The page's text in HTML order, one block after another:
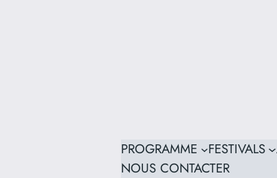
PROGRAMME FESTIVALS
NOUS CONTACTER